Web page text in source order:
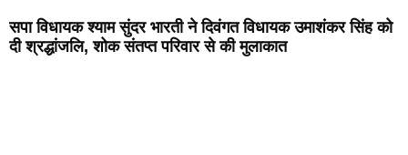
सपा विधायक श्याम सुंदर भारती ने दिवंगत विधायक उमाशंकर सिंह को
दी श्रद्धांजलि, शोक संतप्त परिवार से की मुलाकात